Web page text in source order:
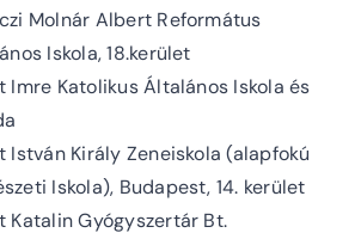
Molnár Albert Református
Iskola, 18.kerület
Imre Katolikus Általános Iskola és
István Király Zeneiskola (alapfokú
Iskola), Budapest, 14. kerület
Katalin Gyógyszertár Bt.